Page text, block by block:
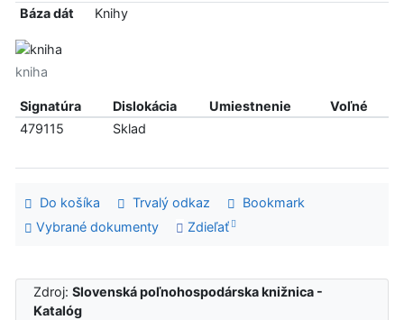
Báza dát
Knihy
kniha
Signatúra Dislokácia Umiestnenie
Voľné
479115
Sklad
Do košíka Trvalý odkaz
Bookmark
Vybrané dokumenty
Zdieľať
Zdroj:Slovenská poľnohospodárska knižnica -
Katalóg